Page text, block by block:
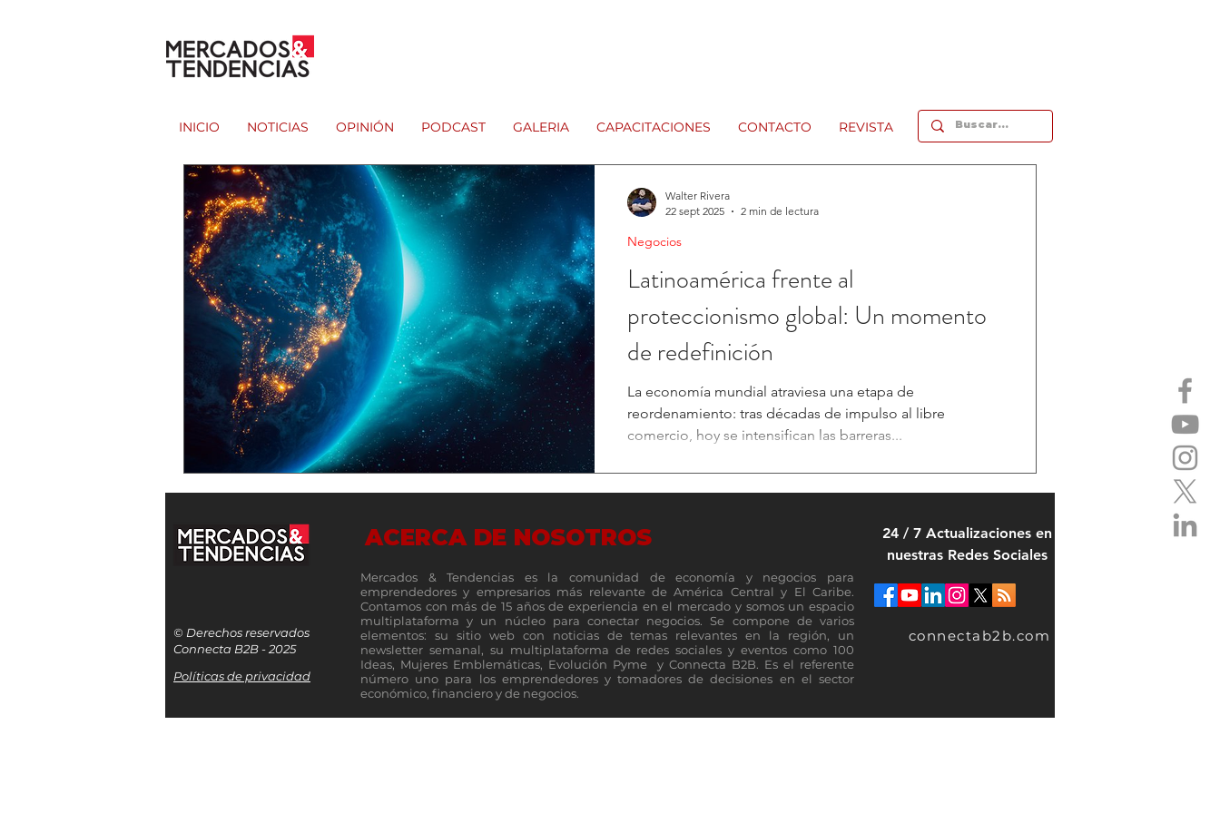
INICIO NOTICIAS OPINIÓN PODCAST GALERIA CAPACITACIONES CONTACTO REVISTA
Latinoamérica frente al
proteccionismo global: Un momento
de redefinición
La economía mundial atraviesa una etapa de
reordenamiento: tras décadas de impulso al libre
comercio, hoy se intensifican las barreras...
Negocios
Walter Rivera
22 sept 2025
2 min de lectura
© Derechos reservados
Connecta B2B - 2025
Políticas de privacidad
ACERCA DE NOSOTROS
Mercados & Tendencias es la comunidad de economía y negocios para
emprendedores y empresarios más relevante de América Central y El Caribe.
Contamos con más de 15 años de experiencia en el mercado y somos un espacio
multiplataforma y un núcleo para conectar negocios. Se compone de varios
elementos: su sitio web con noticias de temas relevantes en la región, un
newsletter semanal, su multiplataforma de redes sociales y eventos como 100
Ideas, Mujeres Emblemáticas, Evolución Pyme y Connecta B2B. Es el referente
número uno para los emprendedores y tomadores de decisiones en el sector
económico, financiero y de negocios.
24 / 7 Actualizaciones en
nuestras Redes Sociales
connectab2b.com